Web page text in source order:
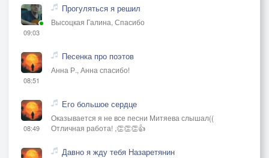
09:03
Прогуляться я решил
Высоцкая Галина, Спасибо
08:51
Песенка про поэтов
Анна Р., Анна спасибо!
08:49
Его большое сердце
Оказывается я не все песни Митяева слышал((
Отличная работа! ,👏👏👏👍
Давно я жду тебя Назаретянин